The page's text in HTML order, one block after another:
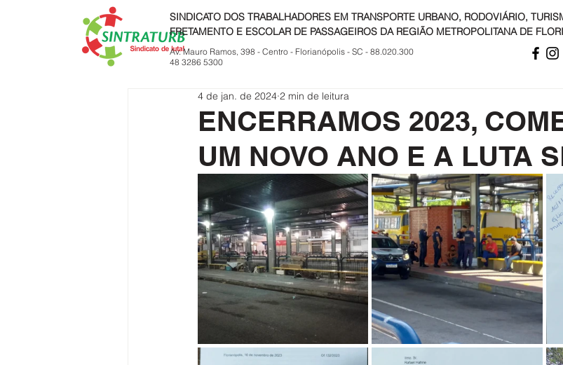
SINDICATO DOS TRABALHADORES EM TRANSPORTE URBANO, RODOVIÁRIO,
FRETAMENTO E ESCOLAR DE PASSAGEIROS DA REGIÃO METROPOLITANA DE
Av. Mauro Ramos, 398 - Centro - Florianópolis - SC - 88.020.300
48 3286 5300
ENCERRAMOS 2023,
UM NOVO ANO E A LUTA
4 de jan. de 2024 2 min de leitura